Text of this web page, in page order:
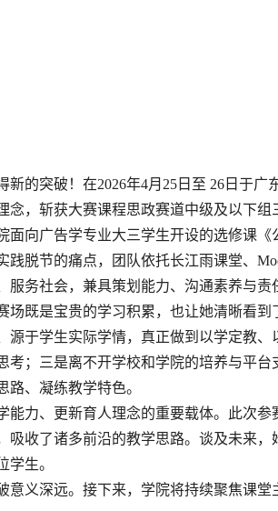
新的突破！在2026年4月25日至 26日于
，斩获大赛课程思政赛道中级及以下组
面向广告学专业大三学生开设的选修课
脱节的痛点，团队依托长江雨课堂、
务社会，兼具策划能力、沟通素养与责
既是宝贵的学习积累，也让她清晰看到
源于学生实际学情，真正做到以学定教
考；三是离不开学校和学院的培养与平
、凝练教学特色。
能力、更新育人理念的重要载体。此次
吸收了诸多前沿的教学思路。谈及未来
学生。
意义深远。接下来，学院将持续聚焦课